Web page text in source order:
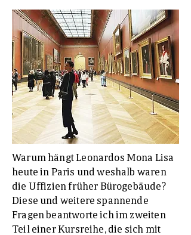
Warum hängt Leonardos Mona Lisa
heute in Paris und weshalb waren
die Uffizien früher Bürogebäude?
Diese und weitere spannende
Fragen beantworte ich im zweiten
Teil einer Kursreihe, die sich mit